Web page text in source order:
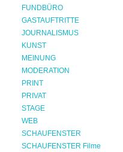
FUNDBÜRO
GASTAUFTRITTE
JOURNALISMUS
KUNST
MEINUNG
MODERATION
PRINT
PRIVAT
STAGE
WEB
SCHAUFENSTER
SCHAUFENSTER Filme